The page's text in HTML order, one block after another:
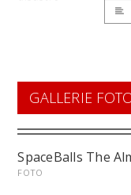
GALLERIE
SpaceBalls The
FOTO